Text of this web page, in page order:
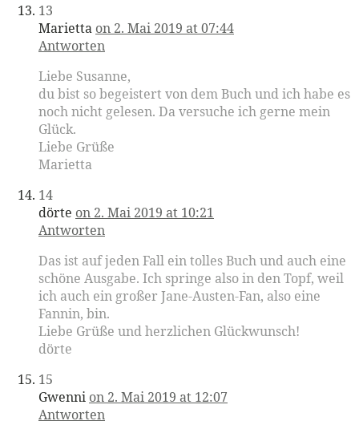
13
Marietta on 2. Mai 2019 at 07:44
Antworten
Liebe Susanne,
du bist so begeistert von dem Buch und ich habe es
noch nicht gelesen. Da versuche ich gerne mein
Glück.
Liebe Grüße
Marietta
14
dörte on 2. Mai 2019 at 10:21
Antworten
Das ist auf jeden Fall ein tolles Buch und auch eine
schöne Ausgabe. Ich springe also in den Topf, weil
ich auch ein großer Jane-Austen-Fan, also eine
Fannin, bin.
Liebe Grüße und herzlichen Glückwunsch!
dörte
15
Gwenni on 2. Mai 2019 at 12:07
Antworten